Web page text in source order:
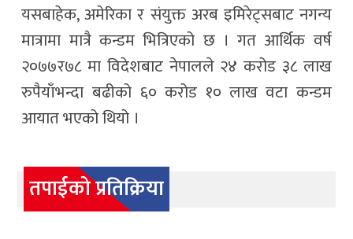
यसबाहेक, अमेरिका र संयुक्त अरब इमिरेट्सबाट नगन्य
मात्रामा मात्रै कन्डम भित्रिएको छ । गत आर्थिक वर्ष
२०७७र७८ मा विदेशबाट नेपालले २४ करोड ३८ लाख
रुपैयाँभन्दा बढीको ६० करोड १० लाख वटा कन्डम
आयात भएको थियो ।
तपाईको प्रतिक्रिया